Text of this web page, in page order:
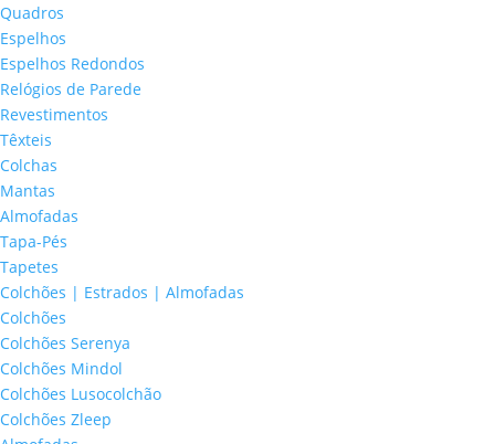
Quadros
Espelhos
Espelhos Redondos
Relógios de Parede
Revestimentos
Têxteis
Colchas
Mantas
Almofadas
Tapa-Pés
Tapetes
Colchões | Estrados | Almofadas
Colchões
Colchões Serenya
Colchões Mindol
Colchões Lusocolchão
Colchões Zleep